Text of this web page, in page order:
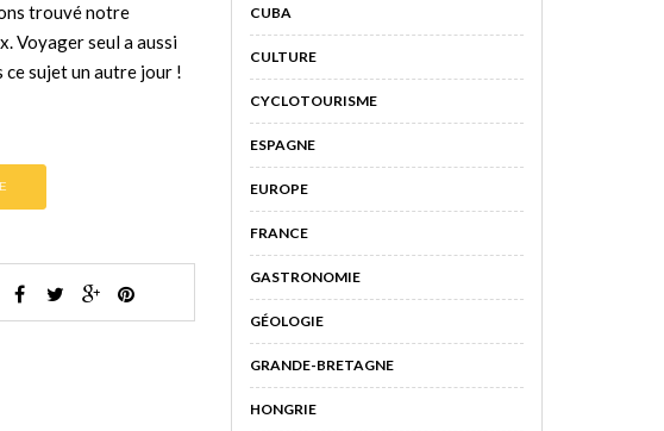
trouvé notre
Voyager seul a aussi
ce sujet un autre jour !
CUBA
CULTURE
CYCLOTOURISME
ESPAGNE
EUROPE
FRANCE
GASTRONOMIE
GÉOLOGIE
GRANDE-BRETAGNE
HONGRIE